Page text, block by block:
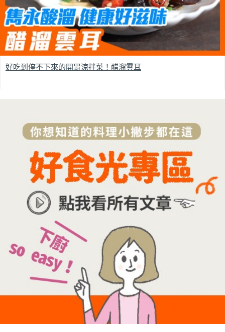
好吃到停不下來的開胃涼拌菜！醋溜雲耳